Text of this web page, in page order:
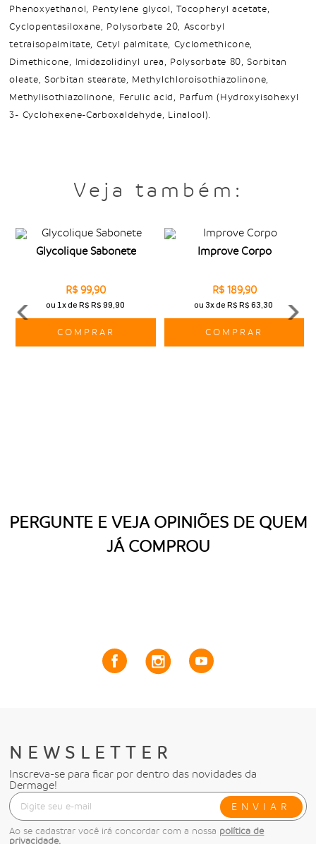
Phenoxyethanol, Pentylene glycol, Tocopheryl acetate,
Cyclopentasiloxane, Polysorbate 20, Ascorbyl
tetraisopalmitate, Cetyl palmitate, Cyclomethicone,
Dimethicone, Imidazolidinyl urea, Polysorbate 80, Sorbitan
oleate, Sorbitan stearate, Methylchloroisothiazolinone,
Methylisothiazolinone, Ferulic acid, Parfum (Hydroxyisohexyl
3- Cyclohexene-Carboxaldehyde, Linalool).
Veja também:
Glycolique Sabonete
R$ 99,90
ou 1xde R$ R$ 99,90
COMPRAR
Improve Corpo
R$ 189,90
ou 3xde R$ R$ 63,30
COMPRAR
PERGUNTE E VEJA OPINIÕES DE QUEM
JÁ COMPROU
NEWSLETTER
Inscreva-se para ficar por dentro das novidades da
Dermage!
ENVIAR
Ao se cadastrar você irá concordar com a nossa política de
privacidade.